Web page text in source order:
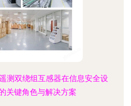
求，我们现正推出面向“世界工
地驻马店的防盗设备及安全产
。全覆盖涉及集成电路射频监
安防协同的笔记本防盗系统，
防盗相关设备主打高技术低频
射频（RFI
测双绕组互感器在信息安全设
关键角色与解决方案